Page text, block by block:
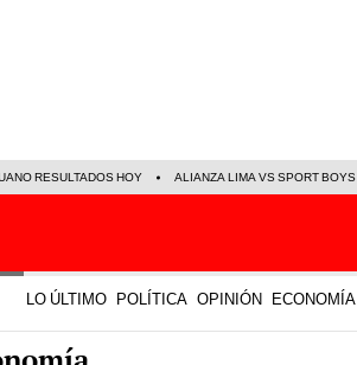
LO ÚLTIMO POLÍTICA OPINIÓN ECONOMÍA